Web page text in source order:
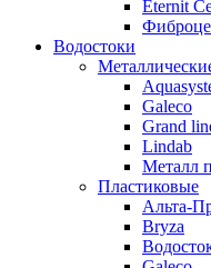
Eternit
Водостоки
Galeco
Grand
Lindab
Металл
Пластиковые
Альта-
Bryza